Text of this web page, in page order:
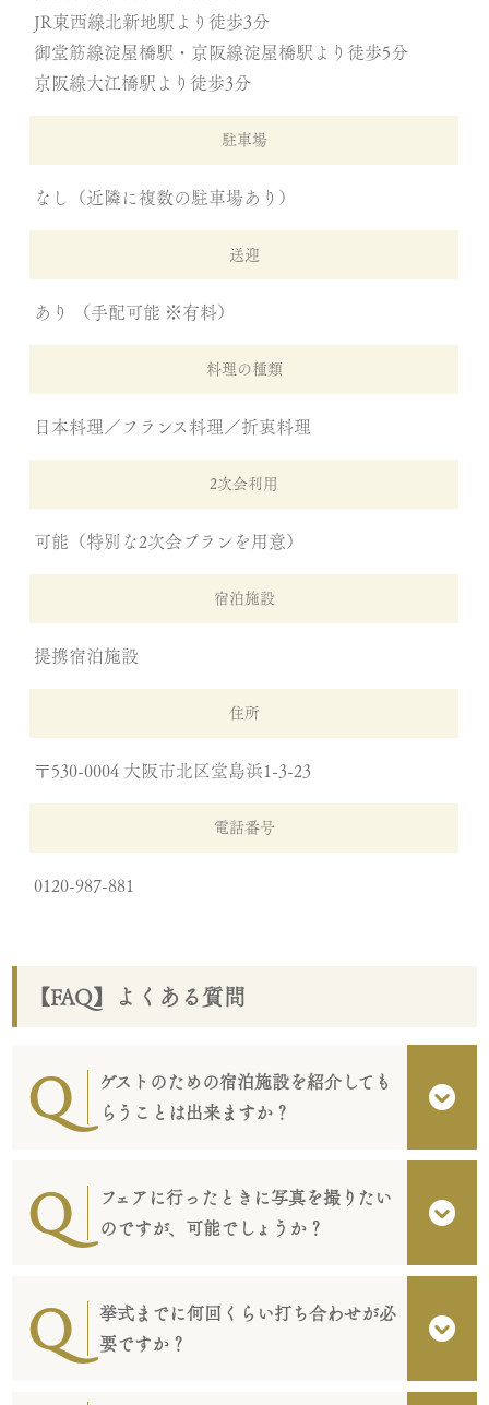
JR東西線北新地駅より徒歩3分
御堂筋線淀屋橋駅・京阪線淀屋橋駅より徒歩5分
京阪線大江橋駅より徒歩3分
駐車場
なし（近隣に複数の駐車場あり）
送迎
あり （手配可能 ※有料）
料理の種類
日本料理／フランス料理／折衷料理
2次会利用
可能（特別な2次会プランを用意）
宿泊施設
提携宿泊施設
住所
〒530-0004 大阪市北区堂島浜1-3-23
電話番号
0120-987-881
【FAQ】よくある質問
ゲストのための宿泊施設を紹介しても
らうことは出来ますか？
フェアに行ったときに写真を撮りたい
のですが、可能でしょうか？
挙式までに何回くらい打ち合わせが必
要ですか？